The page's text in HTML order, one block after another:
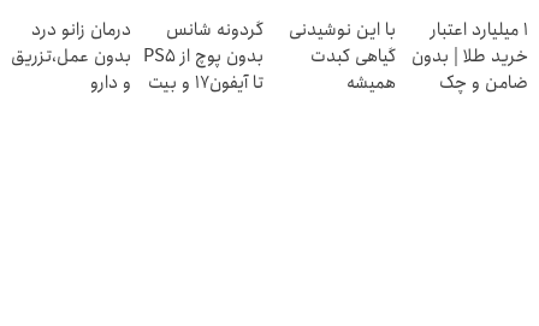
میکنه55%تخفیف
55%تخفیف تا
امشب
کنی! 👈🏻
پرسش‌نامه
خبرید!
۱ میلیارد اعتبار
خرید طلا | بدون
ضامن و چک
با این نوشیدنی
گیاهی کبدت
همیشه
گردونه شانس
بدون پوچ از PS5
تا آیفون17 و بیت
درمان زانو درد
بدون عمل،تزریق
و دارو